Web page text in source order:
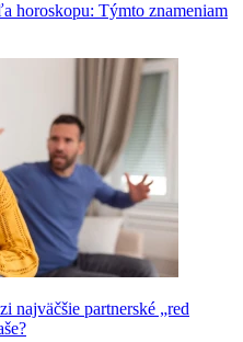
horoskopu: Týmto znameniam
najväčšie partnerské „red